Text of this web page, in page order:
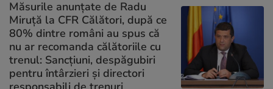
Măsurile anunțate de Radu
Miruță la CFR Călători, după ce
80% dintre români au spus că
nu ar recomanda călătoriile cu
trenul: Sancțiuni, despăgubiri
pentru întârzieri și directori